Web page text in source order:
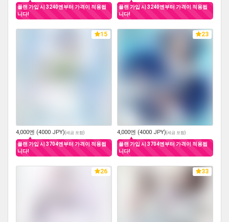
플랜 가입 시 3240엔부터 가격이 적용됩
니다!
플랜 가입 시 3240엔부터 가격이 적용됩
니다!
15
4,000엔 (4000 JPY)(세금 포함)
플랜 가입 시 3704엔부터 가격이 적용됩
니다!
23
4,000엔 (4000 JPY)(세금 포함)
플랜 가입 시 3704엔부터 가격이 적용됩
니다!
26 33